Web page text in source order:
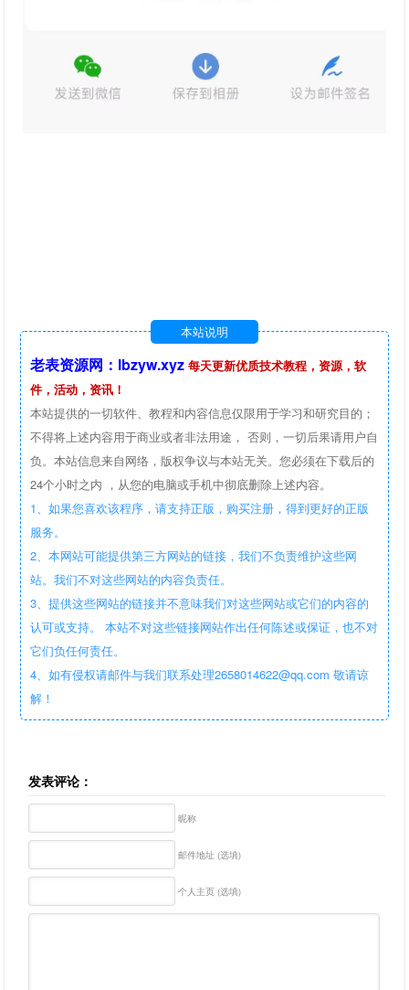
本站说明
老表资源网：lbzyw.xyz 每天更新优质技术教程，资源，软
件，活动，资讯！
本站提供的一切软件、教程和内容信息仅限用于学习和研究目的；
不得将上述内容用于商业或者非法用途， 否则，一切后果请用户自
负。本站信息来自网络，版权争议与本站无关。您必须在下载后的
24个小时之内 ，从您的电脑或手机中彻底删除上述内容。
1、如果您喜欢该程序，请支持正版，购买注册，得到更好的正版
服务。
2、本网站可能提供第三方网站的链接，我们不负责维护这些网
站。我们不对这些网站的内容负责任。
3、提供这些网站的链接并不意味我们对这些网站或它们的内容的
认可或支持。 本站不对这些链接网站作出任何陈述或保证，也不对
它们负任何责任。
4、如有侵权请邮件与我们联系处理2658014622@qq.com 敬请谅
解！
发表评论：
昵称
邮件地址 (选填)
个人主页 (选填)